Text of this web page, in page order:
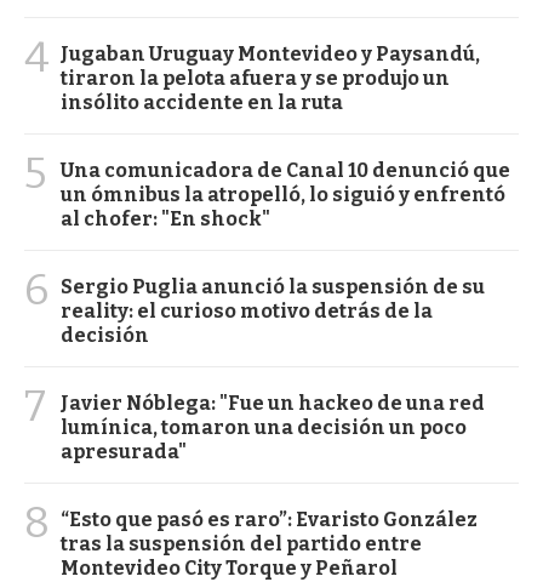
4 Jugaban Uruguay Montevideo y Paysandú,
tiraron la pelota afuera y se produjo un
insólito accidente en la ruta
5
Una comunicadora de Canal 10 denunció que
un ómnibus la atropelló, lo siguió y enfrentó
al chofer: "En shock"
6
Sergio Puglia anunció la suspensión de su
reality: el curioso motivo detrás de la
decisión
7
Javier Nóblega: "Fue un hackeo de una red
lumínica, tomaron una decisión un poco
apresurada"
8
“Esto que pasó es raro”: Evaristo González
tras la suspensión del partido entre
Montevideo City Torque y Peñarol